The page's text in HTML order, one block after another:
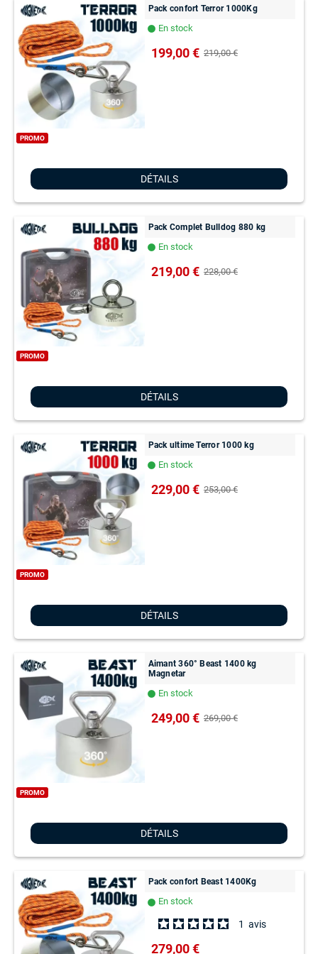
PROMO
Pack confort Terror 1000Kg
lens En stock
199,00 € 219,00 €
DÉTAILS
PROMO
Pack Complet Bulldog 880 kg
lens En stock
219,00 € 228,00 €
DÉTAILS
PROMO
Pack ultime Terror 1000 kg
lens En stock
229,00 € 253,00 €
DÉTAILS
PROMO
Aimant 360° Beast 1400 kg
Magnetar
lens En stock
249,00 € 269,00 €
DÉTAILS
Pack confort Beast 1400Kg
lens En stock
1 avis
279,00 €